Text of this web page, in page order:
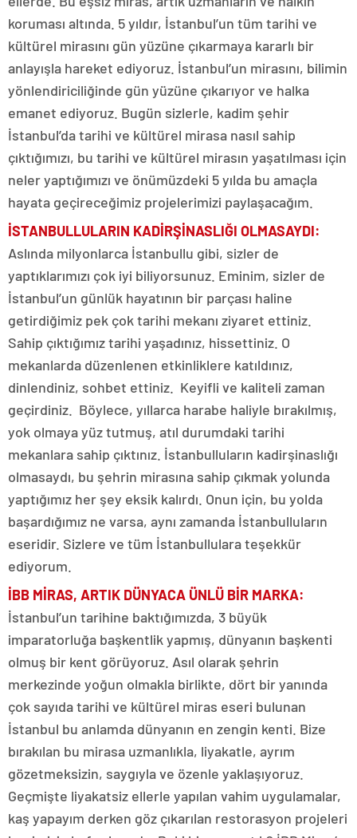
koruması altında. 5 yıldır, İstanbul’un tüm tarihi ve
kültürel mirasını gün yüzüne çıkarmaya kararlı bir
anlayışla hareket ediyoruz. İstanbul’un mirasını, bilimin
yönlendiriciliğinde gün yüzüne çıkarıyor ve halka
emanet ediyoruz. Bugün sizlerle, kadim şehir
İstanbul’da tarihi ve kültürel mirasa nasıl sahip
çıktığımızı, bu tarihi ve kültürel mirasın yaşatılması için
neler yaptığımızı ve önümüzdeki 5 yılda bu amaçla
hayata geçireceğimiz projelerimizi paylaşacağım.
İSTANBULLULARIN KADİRŞİNASLIĞI OLMASAYDI:
Aslında milyonlarca İstanbullu gibi, sizler de
yaptıklarımızı çok iyi biliyorsunuz. Eminim, sizler de
İstanbul’un günlük hayatının bir parçası haline
getirdiğimiz pek çok tarihi mekanı ziyaret ettiniz.
Sahip çıktığımız tarihi yaşadınız, hissettiniz. O
mekanlarda düzenlenen etkinliklere katıldınız,
dinlendiniz, sohbet ettiniz. Keyifli ve kaliteli zaman
geçirdiniz. Böylece, yıllarca harabe haliyle bırakılmış,
yok olmaya yüz tutmuş, atıl durumdaki tarihi
mekanlara sahip çıktınız. İstanbulluların kadirşinaslığı
olmasaydı, bu şehrin mirasına sahip çıkmak yolunda
yaptığımız her şey eksik kalırdı. Onun için, bu yolda
başardığımız ne varsa, aynı zamanda İstanbulluların
eseridir. Sizlere ve tüm İstanbullulara teşekkür
ediyorum.
İBB MİRAS, ARTIK DÜNYACA ÜNLÜ BİR MARKA:
İstanbul’un tarihine baktığımızda, 3 büyük
imparatorluğa başkentlik yapmış, dünyanın başkenti
olmuş bir kent görüyoruz. Asıl olarak şehrin
merkezinde yoğun olmakla birlikte, dört bir yanında
çok sayıda tarihi ve kültürel miras eseri bulunan
İstanbul bu anlamda dünyanın en zengin kenti. Bize
bırakılan bu mirasa uzmanlıkla, liyakatle, ayrım
gözetmeksizin, saygıyla ve özenle yaklaşıyoruz.
Geçmişte liyakatsiz ellerle yapılan vahim uygulamalar,
kaş yapayım derken göz çıkarılan restorasyon projeleri